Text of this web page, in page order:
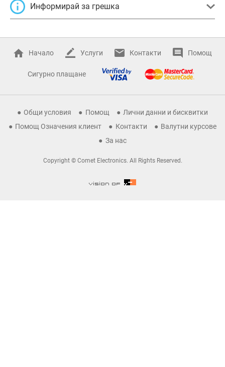
Информирай за грешка
Начало Услуги Контакти Помощ
Сигурно плащане
Общи условия Помощ
Лични данни и бисквитки
Помощ Означения клиент
Контакти
Валутни курсове
За нас
Copyright © Comet Electronics. All Rights Reserved.